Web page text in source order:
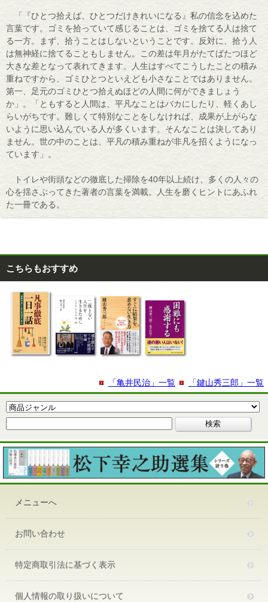
「『ひとつ拾えば、ひとつだけきれいになる』私の信念を込めた
言葉です。ゴミを拾っていて感じることは、ゴミを捨てる人は捨て
る一方。まず、拾うことはしないということです。反対に、拾う人
は無神経に捨てることもしません。この差は年月がたてばたつほど
大きな差となって表れてきます。人生はすべてこうしたことの積み
重ねですから、ゴミひとつといえども小さなことではありません。
第一、足元のゴミひとつ拾えぬほどの人間に何ができましょう
か」。「ともすると人間は、平凡なことはバカにしたり、軽くあし
らいがちです。難しくて特別なことをしなければ、成果が上がらな
いように思い込んでいる人が多くいます。そんなことは決してあり
ません。世の中のことは、平凡の積み重ねが非凡を招くようになっ
ています」。
トイレや街頭などの徹底した掃除を40年以上続け、多くの人々の
心を揺さぶってきた著者の言葉を満載。人生を磨くヒントにあふれ
た一冊である。
こちらもおすすめ
「鍵山秀三郎」一覧
「亀井民治」一覧
メニューへ
お問い合わせ
特定商取引法に基づく表示
個人情報の取り扱いについて